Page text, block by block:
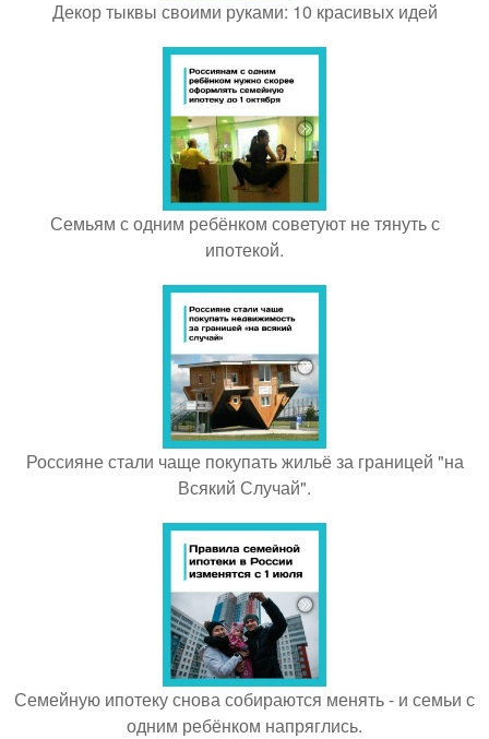
Декор тыквы своими руками: 10 красивых идей
Семьям с одним ребёнком советуют не тянуть с
ипотекой.
Россияне стали чаще покупать жильё за границей "на
Всякий Случай".
Семейную ипотеку снова собираются менять - и семьи с
одним ребёнком напряглись.